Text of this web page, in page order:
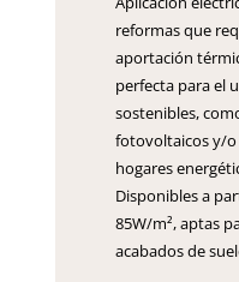
reformas que
aportación
perfecta para el
sostenibles,
fotovoltaicos y/o
hogares
Disponibles a
85W/m², aptas
acabados de